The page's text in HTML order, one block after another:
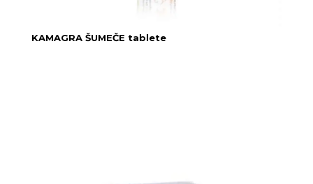
KAMAGRA ŠUMEČE tablete